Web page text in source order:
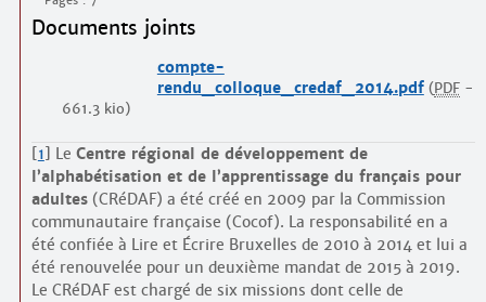
Documents joints
compte-
rendu_colloque_credaf_2014.pdf ( PDF-
661.3 kio)
[1] Le Centre régional de développement de
l’alphabétisation et de l’apprentissage du français pour
adultes(CRéDAF) a été créé en 2009 par la Commission
communautaire française (Cocof). La responsabilité en a
été confiée à Lire et Écrire Bruxelles de 2010 à 2014 et lui a
été renouvelée pour un deuxième mandat de 2015 à 2019.
Le CRéDAF est chargé de six missions dont celle de